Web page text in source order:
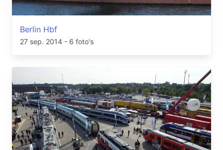
Berlin Hbf
27 sep. 2014 - 6 foto's